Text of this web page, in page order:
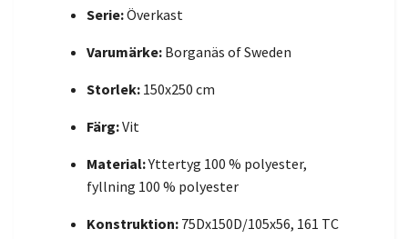
Serie:Överkast
Varumärke: Borganäs of Sweden
Storlek: 150x250 cm
Färg:Vit
Material:Yttertyg 100 % polyester,
fyllning 100 % polyester
Konstruktion: 75Dx150D/105x56, 161 TC